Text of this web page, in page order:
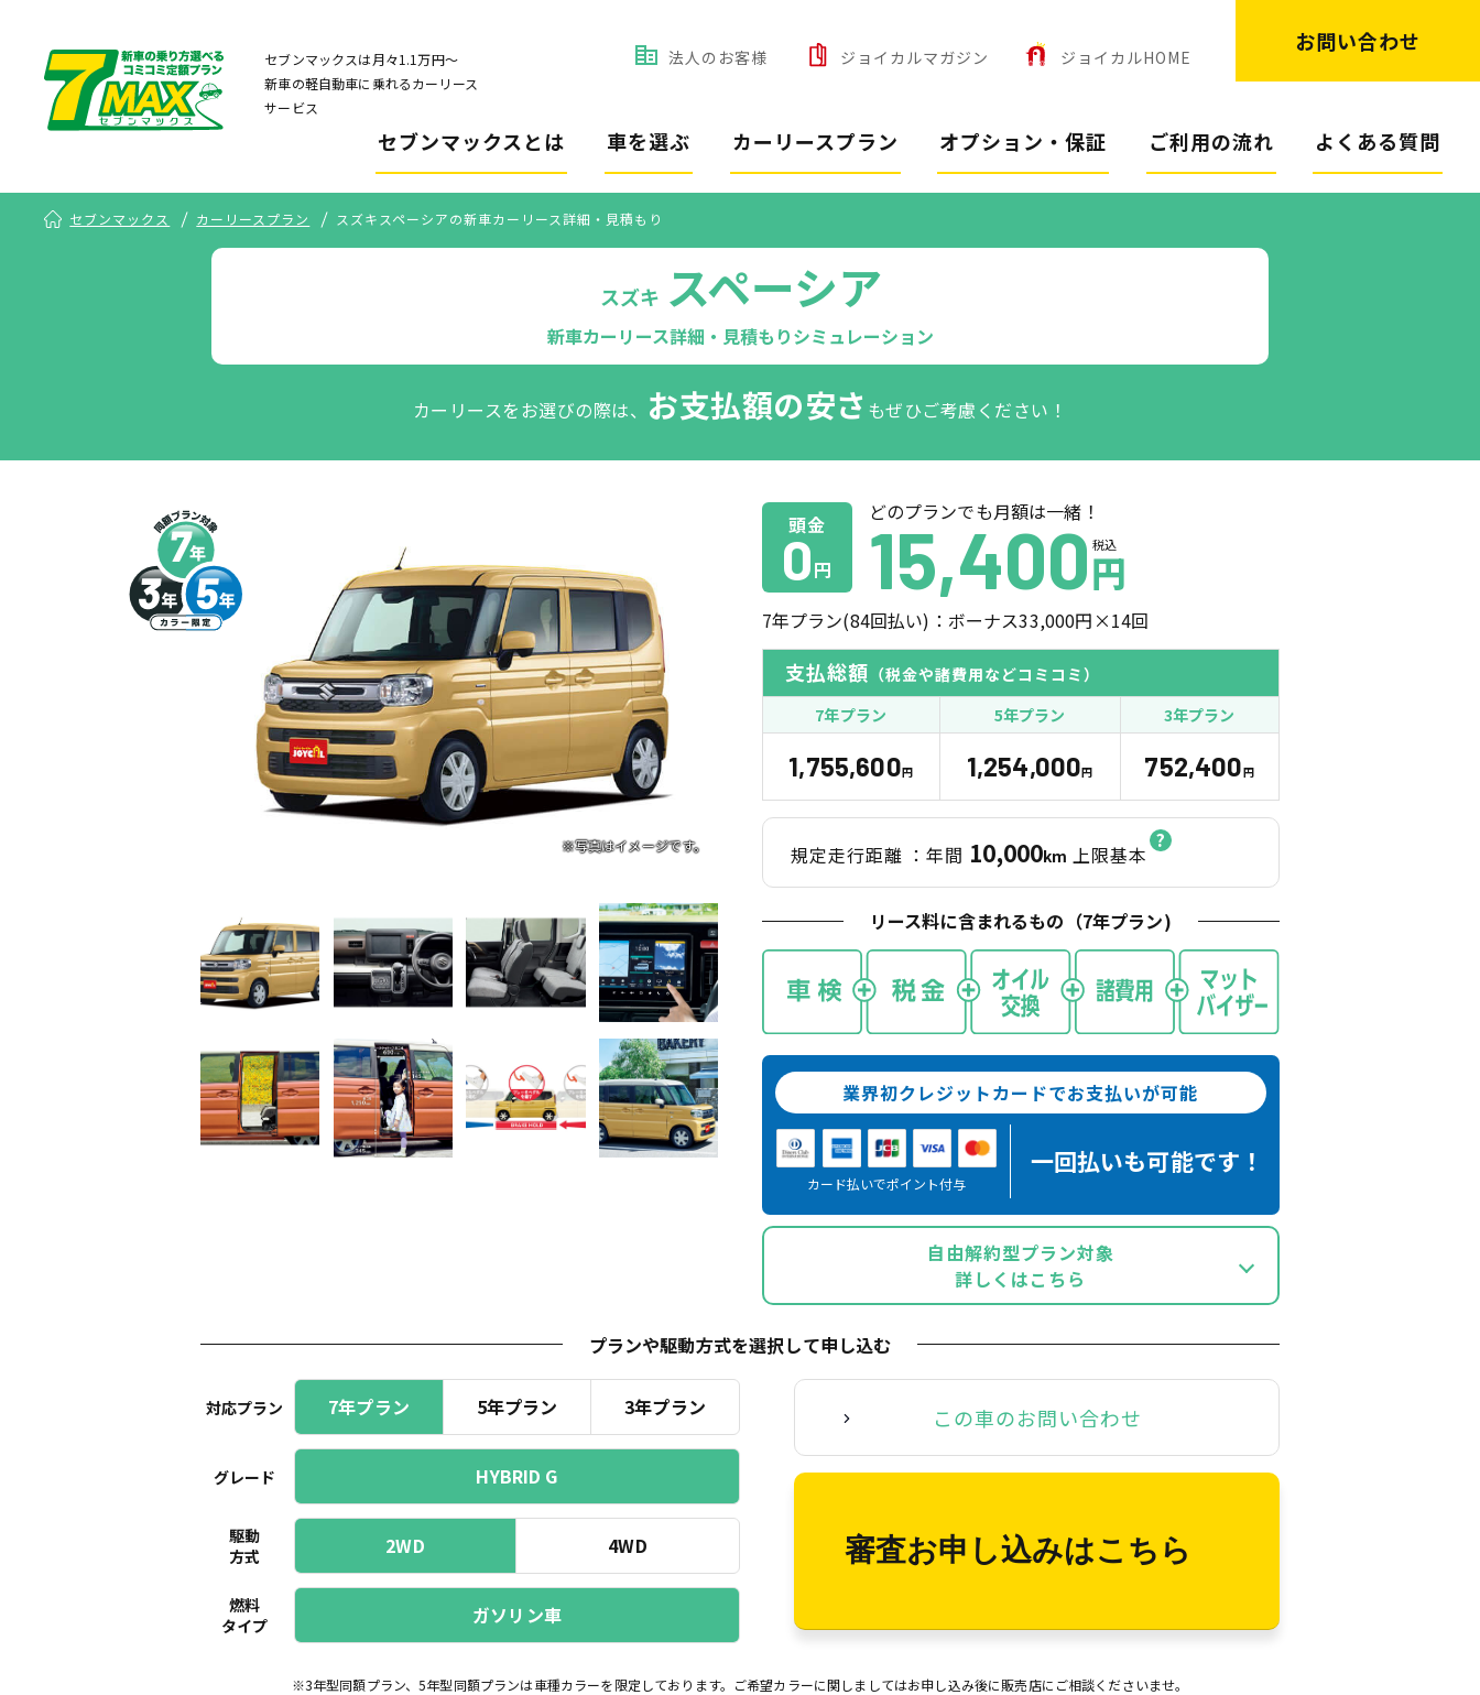
セブンマックスは月々1.1万円〜
新車の軽自動車に乗れるカーリース
サービス
法人のお客様 ジョイカルマガジン ジョイカルHOME
お問い合わせ
セブンマックスとは 車を選ぶ カーリースプラン オプション・保証 ご利用の流れ よくある質問
セブンマックス カーリースプラン スズキスペーシアの新車カーリース詳細・見積もり
スズキ スペーシア
新車カーリース詳細・見積もりシミュレーション
カーリースをお選びの際は、 お支払額の安さ もぜひご考慮ください！
頭金
0円
どのプランでも月額は一緒！
15,400 税込
円
7年プラン(84回払い)：ボーナス33,000円×14回
支払総額 （税金や諸費用などコミコミ）
7年プラン
5年プラン 3年プラン
1,755,600円 1,254,000円 752,400円
規定走行距離 ：年間 10,000km 上限基本
リース料に含まれるもの（7年プラン)
業界初クレジットカードでお支払いが可能
カード払いでポイント付与
一回払いも可能です！
自由解約型プラン対象
詳しくはこちら
プランや駆動方式を選択して申し込む
対応プラン 7年プラン 5年プラン 3年プラン
グレード HYBRID G
駆動
方式
2WD 4WD
燃料
タイプ
ガソリン車
この車のお問い合わせ
審査お申し込みはこちら
※3年型同額プラン、5年型同額プランは車種カラーを限定しております。ご希望カラーに関しましてはお申し込み後に販売店にご相談くださいませ。